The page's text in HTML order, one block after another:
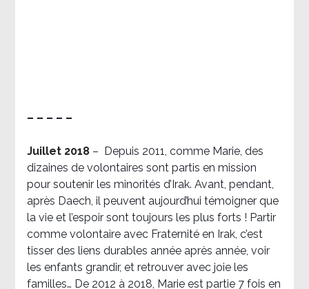
– – – – –
Juillet 2018 –
Depuis 2011, comme Marie, des
dizaines de volontaires sont partis en mission
pour soutenir les minorités d’Irak. Avant, pendant,
après Daech, il peuvent aujourd’hui témoigner que
la vie et l’espoir sont toujours les plus forts ! Partir
comme volontaire avec Fraternité en Irak, c’est
tisser des liens durables année après année, voir
les enfants grandir, et retrouver avec joie les
familles… De 2012 à 2018, Marie est partie 7 fois en